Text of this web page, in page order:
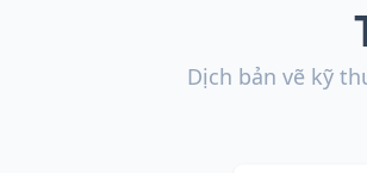
Dịch bản vẽ kỹ